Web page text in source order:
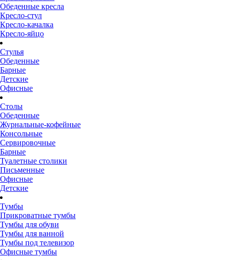
Обеденные кресла
Кресло-стул
Кресло-качалка
Кресло-яйцо
Стулья
Обеденные
Барные
Детские
Офисные
Столы
Обеденные
Журнальные-кофейные
Консольные
Сервировочные
Барные
Туалетные столики
Письменные
Офисные
Детские
Тумбы
Прикроватные тумбы
Тумбы для обуви
Тумбы для ванной
Тумбы под телевизор
Офисные тумбы